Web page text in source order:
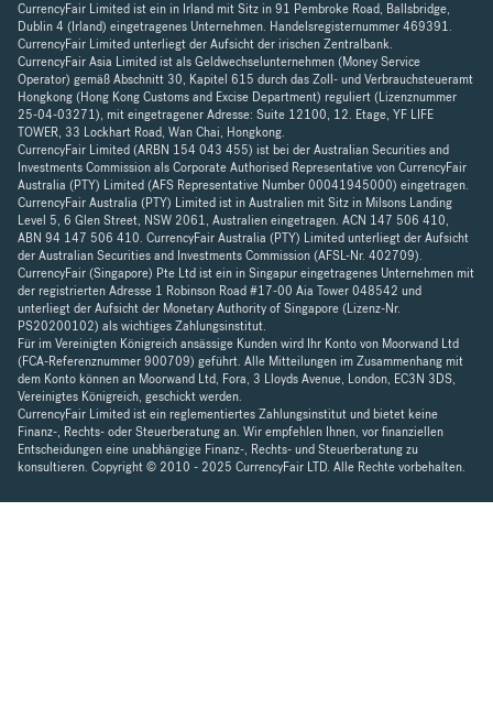
CurrencyFair Limited ist ein in Irland mit Sitz in 91 Pembroke Road, Ballsbridge,
Dublin 4 (Irland) eingetragenes Unternehmen. Handelsregisternummer 469391.
CurrencyFair Limited unterliegt der Aufsicht der irischen Zentralbank.
CurrencyFair Asia Limited ist als Geldwechselunternehmen (Money Service
Operator) gemäß Abschnitt 30, Kapitel 615 durch das Zoll- und Verbrauchsteueramt
Hongkong (Hong Kong Customs and Excise Department) reguliert (Lizenznummer
25-04-03271), mit eingetragener Adresse: Suite 12100, 12. Etage, YF LIFE
TOWER, 33 Lockhart Road, Wan Chai, Hongkong.
CurrencyFair Limited (ARBN 154 043 455) ist bei der Australian Securities and
Investments Commission als Corporate Authorised Representative von CurrencyFair
Australia (PTY) Limited (AFS Representative Number 00041945000) eingetragen.
CurrencyFair Australia (PTY) Limited ist in Australien mit Sitz in Milsons Landing
Level 5, 6 Glen Street, NSW 2061, Australien eingetragen. ACN 147 506 410,
ABN 94 147 506 410. CurrencyFair Australia (PTY) Limited unterliegt der Aufsicht
der Australian Securities and Investments Commission (AFSL-Nr. 402709).
CurrencyFair (Singapore) Pte Ltd ist ein in Singapur eingetragenes Unternehmen mit
der registrierten Adresse 1 Robinson Road #17-00 Aia Tower 048542 und
unterliegt der Aufsicht der Monetary Authority of Singapore (Lizenz-Nr.
PS20200102) als wichtiges Zahlungsinstitut.
Für im Vereinigten Königreich ansässige Kunden wird Ihr Konto von Moorwand Ltd
(FCA-Referenznummer 900709) geführt. Alle Mitteilungen im Zusammenhang mit
dem Konto können an Moorwand Ltd, Fora, 3 Lloyds Avenue, London, EC3N 3DS,
Vereinigtes Königreich, geschickt werden.
CurrencyFair Limited ist ein reglementiertes Zahlungsinstitut und bietet keine
Finanz-, Rechts- oder Steuerberatung an. Wir empfehlen Ihnen, vor finanziellen
Entscheidungen eine unabhängige Finanz-, Rechts- und Steuerberatung zu
konsultieren. Copyright © 2010 - 2025 CurrencyFair LTD. Alle Rechte vorbehalten.